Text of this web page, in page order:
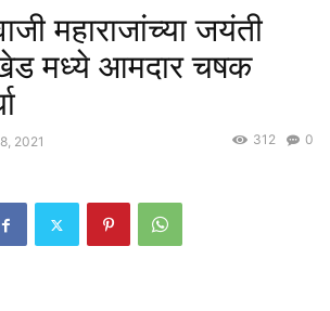
महाराजांच्या जयंती
मध्ये आमदार चषक
2021 0
312